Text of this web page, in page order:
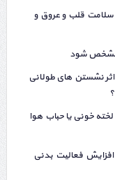
قلب و عروق و
مشخص شود
نشستن های طولانی
لخته خونی یا حباب هوا
افزایش فعالیت بدنی